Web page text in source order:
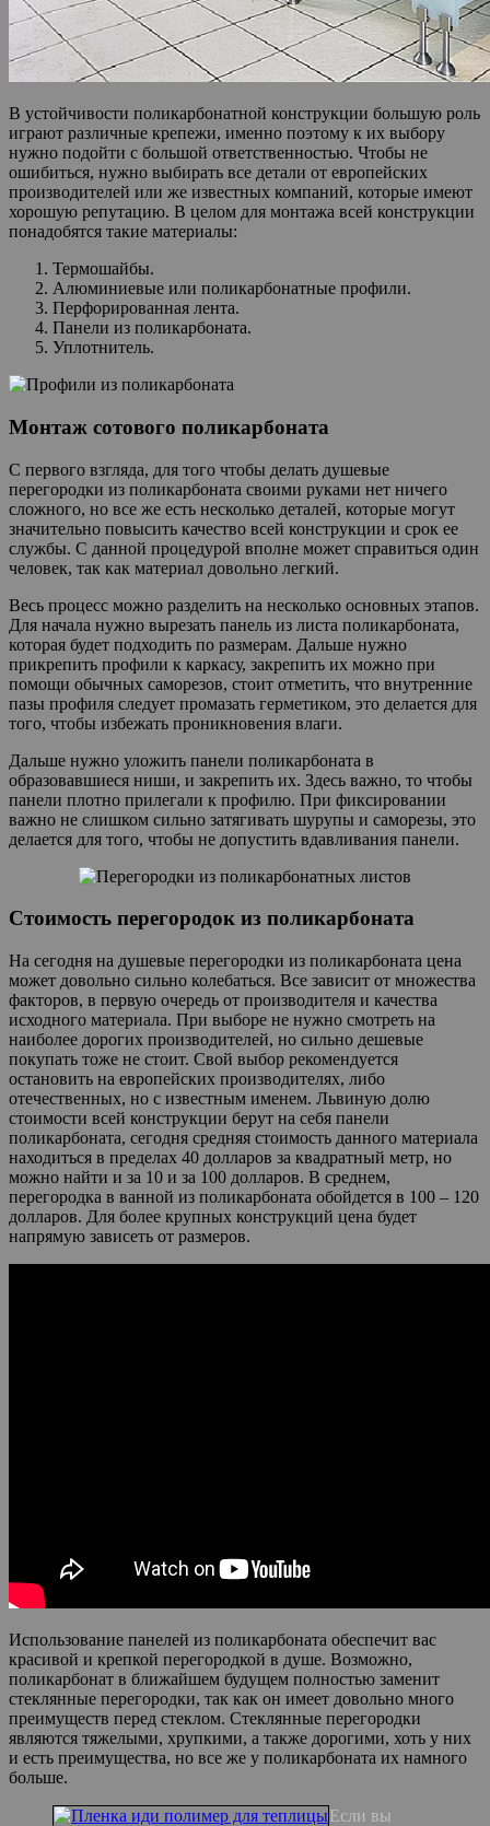
В устойчивости поликарбонатной конструкции большую роль
играют различные крепежи, именно поэтому к их выбору
нужно подойти с большой ответственностью. Чтобы не
ошибиться, нужно выбирать все детали от европейских
производителей или же известных компаний, которые имеют
хорошую репутацию. В целом для монтажа всей конструкции
понадобятся такие материалы:
Термошайбы.
Алюминиевые или поликарбонатные профили.
Перфорированная лента.
Панели из поликарбоната.
Уплотнитель.
Монтаж сотового поликарбоната
С первого взгляда, для того чтобы делать душевые
перегородки из поликарбоната своими руками нет ничего
сложного, но все же есть несколько деталей, которые могут
значительно повысить качество всей конструкции и срок ее
службы. С данной процедурой вполне может справиться один
человек, так как материал довольно легкий.
Весь процесс можно разделить на несколько основных этапов.
Для начала нужно вырезать панель из листа поликарбоната,
которая будет подходить по размерам. Дальше нужно
прикрепить профили к каркасу, закрепить их можно при
помощи обычных саморезов, стоит отметить, что внутренние
пазы профиля следует промазать герметиком, это делается для
того, чтобы избежать проникновения влаги.
Дальше нужно уложить панели поликарбоната в
образовавшиеся ниши, и закрепить их. Здесь важно, то чтобы
панели плотно прилегали к профилю. При фиксировании
важно не слишком сильно затягивать шурупы и саморезы, это
делается для того, чтобы не допустить вдавливания панели.
Стоимость перегородок из поликарбоната
На сегодня на душевые перегородки из поликарбоната цена
может довольно сильно колебаться. Все зависит от множества
факторов, в первую очередь от производителя и качества
исходного материала. При выборе не нужно смотреть на
наиболее дорогих производителей, но сильно дешевые
покупать тоже не стоит. Свой выбор рекомендуется
остановить на европейских производителях, либо
отечественных, но с известным именем. Львиную долю
стоимости всей конструкции берут на себя панели
поликарбоната, сегодня средняя стоимость данного материала
находиться в пределах 40 долларов за квадратный метр, но
можно найти и за 10 и за 100 долларов. В среднем,
перегородка в ванной из поликарбоната обойдется в 100 – 120
долларов. Для более крупных конструкций цена будет
напрямую зависеть от размеров.
Использование панелей из поликарбоната обеспечит вас
красивой и крепкой перегородкой в душе. Возможно,
поликарбонат в ближайшем будущем полностью заменит
стеклянные перегородки, так как он имеет довольно много
преимуществ перед стеклом. Стеклянные перегородки
являются тяжелыми, хрупкими, а также дорогими, хоть у них
и есть преимущества, но все же у поликарбоната их намного
больше.
Если вы